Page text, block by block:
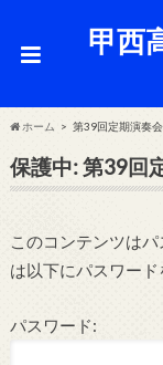
甲西
ホーム 第39回定期演奏
保護中: 第39回
このコンテンツは
は以下にパスワード
パスワード: